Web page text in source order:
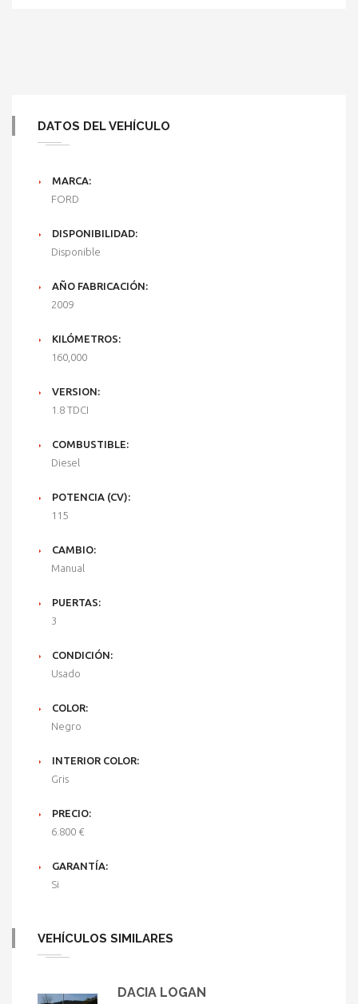
DATOS DEL VEHÍCULO
MARCA:
FORD
DISPONIBILIDAD:
Disponible
AÑO FABRICACIÓN:
2009
KILÓMETROS:
160,000
VERSION:
1.8 TDCI
COMBUSTIBLE:
Diesel
POTENCIA (CV):
115
CAMBIO:
Manual
PUERTAS:
3
CONDICIÓN:
Usado
COLOR:
Negro
INTERIOR COLOR:
Gris
PRECIO:
6.800 €
GARANTÍA:
Si
VEHÍCULOS SIMILARES
DACIA LOGAN